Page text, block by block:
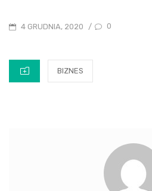
POSTED
4 GRUDNIA, 2020 / 0
CATEGORIES
BIZNES